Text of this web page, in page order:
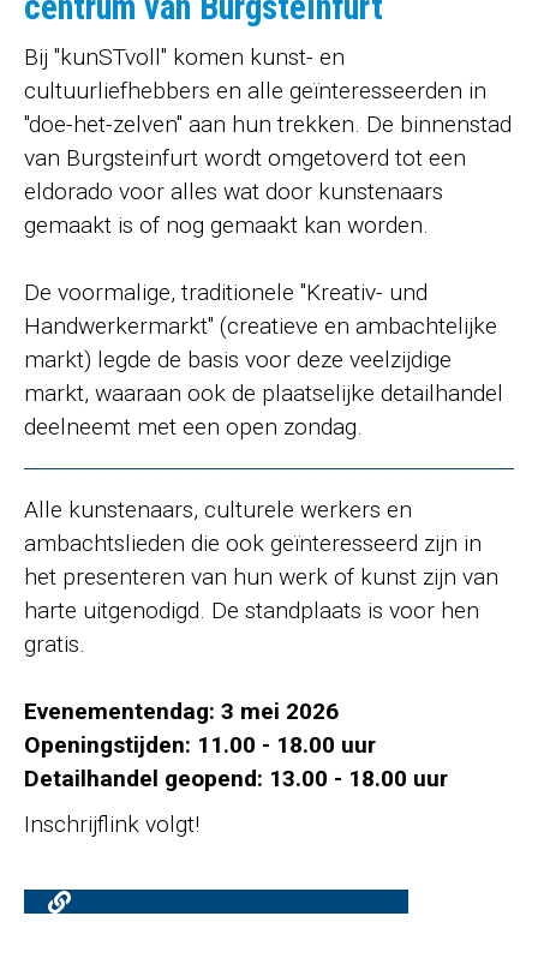
Bij "kunSTvoll" komen kunst- en
cultuurliefhebbers en alle geïnteresseerden in
"doe-het-zelven" aan hun trekken. De binnenstad
van Burgsteinfurt wordt omgetoverd tot een
eldorado voor alles wat door kunstenaars
gemaakt is of nog gemaakt kan worden.
De voormalige, traditionele "Kreativ- und
Handwerkermarkt" (creatieve en ambachtelijke
markt) legde de basis voor deze veelzijdige
markt, waaraan ook de plaatselijke detailhandel
deelneemt met een open zondag.
Alle kunstenaars, culturele werkers en
ambachtslieden die ook geïnteresseerd zijn in
het presenteren van hun werk of kunst zijn van
harte uitgenodigd. De standplaats is voor hen
gratis.
Evenementendag: 3 mei 2026
Openingstijden: 11.00 - 18.00 uur
Detailhandel geopend: 13.00 - 18.00 uur
Inschrijflink volgt!